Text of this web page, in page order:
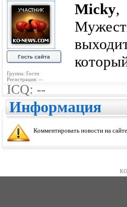
Группа: Гости
Регистрация: --
Micky,
ICQ: --
Информация
Комментировать новости на